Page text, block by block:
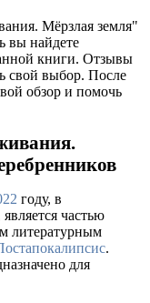
Мёрзлая земля"
вы найдете
книги. Отзывы
свой выбор. После
обзор и помочь
году, в
частью
литературным
.
для